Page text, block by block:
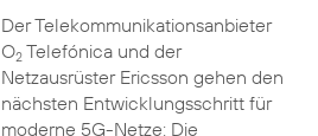
Der Telekommunikationsanbieter
O2Telefónica und der
Netzausrüster Ericsson gehen den
nächsten Entwicklungsschritt für
moderne 5G-Netze: Die